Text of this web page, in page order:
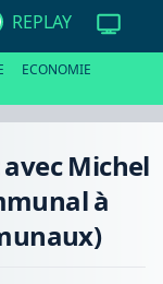
REPLAY
ECONOMIE
Michel
à